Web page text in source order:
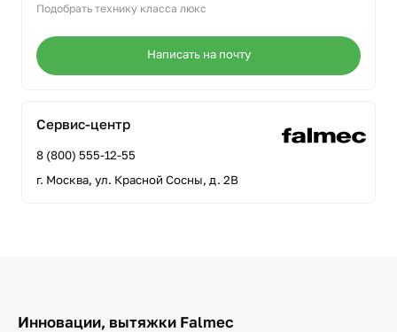
Подобрать технику класса люкс
Написать на почту
Сервис-центр
8 (800) 555-12-55
г. Москва, ул. Красной Сосны, д. 2В
Инновации, вытяжки Falmec